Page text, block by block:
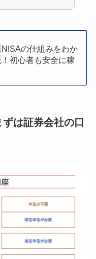
NISAの仕組みをわか
初心者も安全に稼
は証券会社の口